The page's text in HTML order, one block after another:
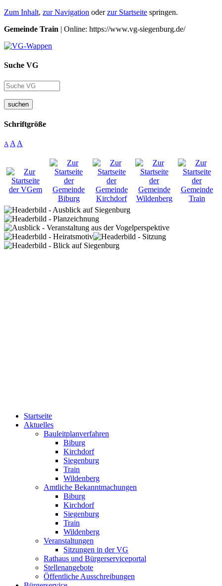
Zum Inhalt, zur Navigation oderzur Startseite springen.
Gemeinde Train | Online: https://www.vg-siegenburg.de/
Suche VG
suchen
Schriftgröße
A A A
Startseite
Aktuelles
Bauleitplanverfahren
Biburg
Kirchdorf
Siegenburg
Train
Wildenberg
Amtliche Bekanntmachungen
Biburg
Kirchdorf
Siegenburg
Train
Wildenberg
Veranstaltungen
Sitzungen in der VG
Rathaus und Bürgerserviceportal
Stellenangebote
Öffentliche Ausschreibungen